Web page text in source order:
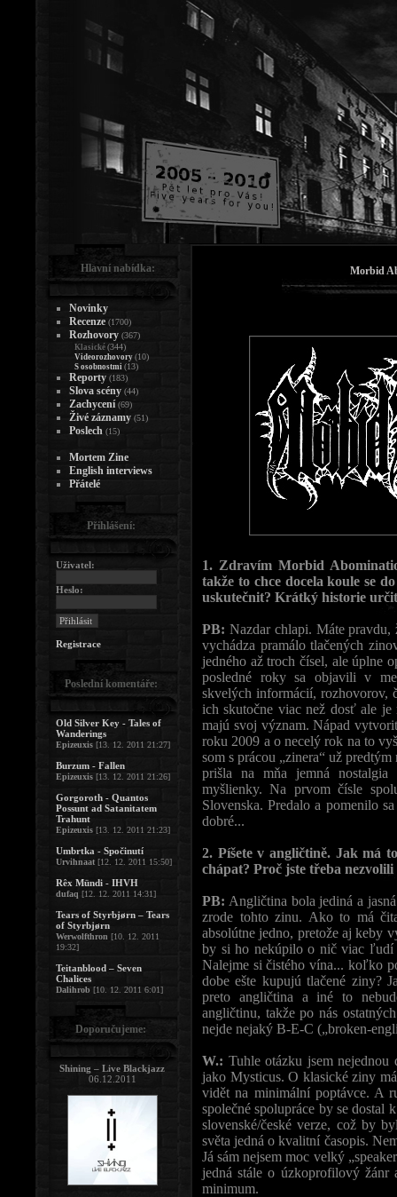
Morbid
1. Zdravím Morbid
takže to chce docela koule se
uskutečnit? Krátký historie
PB: Nazdar chlapi. Máte pravdu,
vychádza pramálo tlačených
jedného až troch čísel, ale úplne
posledné roky sa objavili v
skvelých informácií, rozhovorov,
ich skutočne viac než dosť ale
majú svoj význam. Nápad
roku 2009 a o necelý rok na to
som s prácou „zinera“ už
prišla na mňa jemná nostalgia
myšlienky. Na prvom čísle
Slovenska. Predalo a pomenilo
dobré...
2. Píšete v angličtině. Jak má
chápat? Proč jste třeba
PB: Angličtina bola jediná a
zrode tohto zinu. Ako to má
absolútne jedno, pretože aj keby
by si ho nekúpilo o nič viac ľudí
Nalejme si čistého vína... koľko
dobe ešte kupujú tlačené ziny?
preto angličtina a iné to
angličtinu, takže po nás
nejde nejaký B-E-C („broken-
W.: Tuhle otázku jsem
jako Mysticus. O klasické ziny
vidět na minimální poptávce. A
společné spolupráce by se dostal
slovenské/české verze, což by
světa jedná o kvalitní časopis.
Já sám nejsem moc velký
jedná stále o úzkoprofilový žánr
minimum.
Hlavní nabídka:
Novinky
Recenze (1700)
Rozhovory (367)
Klasické (344)
Videorozhovory (10)
S osobnostmi (13)
Reporty (183)
Slova scény (44)
Zachycení (69)
Živé záznamy (51)
Poslech (15)
Mortem Zine
English interviews
Přátelé
Přihlášení:
Uživatel:
Heslo:
Registrace
Poslední komentáře:
Old Silver Key - Tales of
Wanderings
Epizeuxis [13. 12. 2011 21:27]
Burzum - Fallen
Epizeuxis [13. 12. 2011 21:26]
Gorgoroth - Quantos
Possunt ad Satanitatem
Trahunt
Epizeuxis [13. 12. 2011 21:23]
Umbrtka - Spočinutí
Urvihnaat [12. 12. 2011 15:50]
Rêx Mündi - IHVH
dufaq [12. 12. 2011 14:31]
Tears of Styrbjørn – Tears
of Styrbjørn
Werwolfthron [10. 12. 2011
19:32]
Teitanblood – Seven
Chalices
Dalihrob [10. 12. 2011 6:01]
Doporučujeme:
Shining – Live Blackjazz
06.12.2011